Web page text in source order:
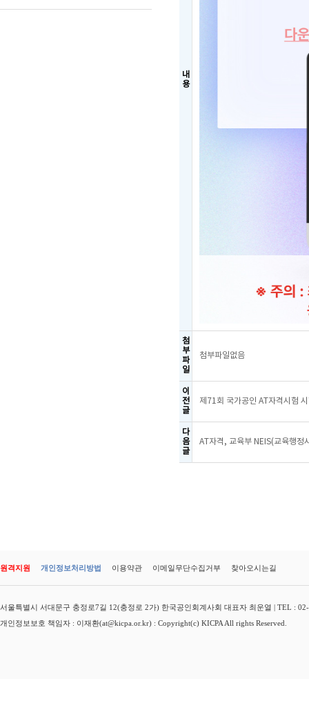
내
용
첨
부
파
일
첨부파일없음
이
전
글
제71회 국가공인 AT자격시험
다
음
글
AT자격, 교육부 NEIS(교육행정
원격지원 개인정보처리방법 이용약관 이메일무단수집거부 찾아오시는길
서울특별시 서대문구 충정로7길 12(충정로 2가) 한국공인회계사회 대표자 최운열 | TEL :
개인정보보호 책임자 : 이재환(at@kicpa.or.kr) : Copyright(c) KICPA All rights Reserved.